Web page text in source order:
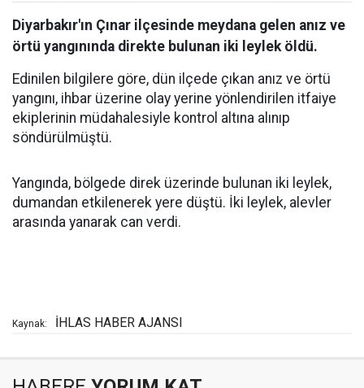
Diyarbakır'ın Çınar ilçesinde meydana gelen anız ve
örtü yangınında direkte bulunan iki leylek öldü.
Edinilen bilgilere göre, dün ilçede çıkan anız ve örtü
yangını, ihbar üzerine olay yerine yönlendirilen itfaiye
ekiplerinin müdahalesiyle kontrol altına alınıp
söndürülmüştü.
Yangında, bölgede direk üzerinde bulunan iki leylek,
dumandan etkilenerek yere düştü. İki leylek, alevler
arasında yanarak can verdi.
Kaynak: İHLAS HABER AJANSI